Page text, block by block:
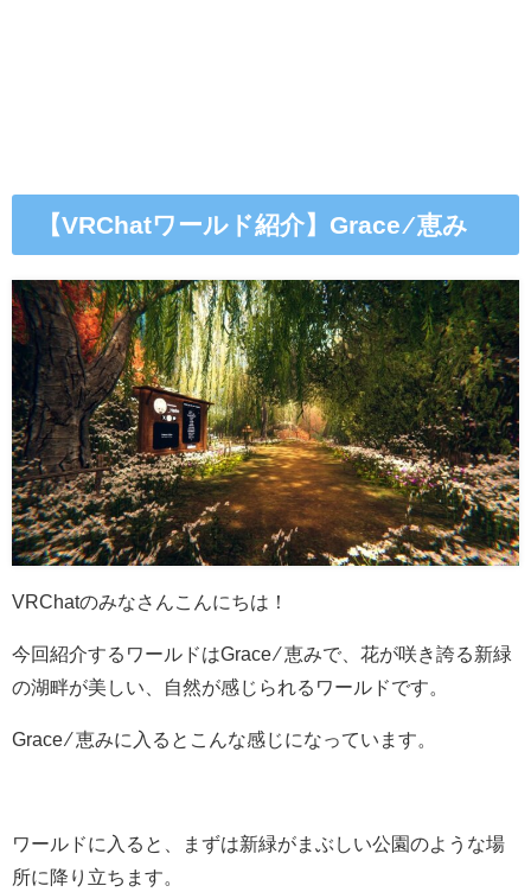
【VRChatワールド紹介】Grace ⁄ 恵み
VRChatのみなさんこんにちは！
今回紹介するワールドはGrace ⁄ 恵みで、花が咲き誇る新緑
の湖畔が美しい、自然が感じられるワールドです。
Grace ⁄ 恵みに入るとこんな感じになっています。
ワールドに入ると、まずは新緑がまぶしい公園のような場
所に降り立ちます。